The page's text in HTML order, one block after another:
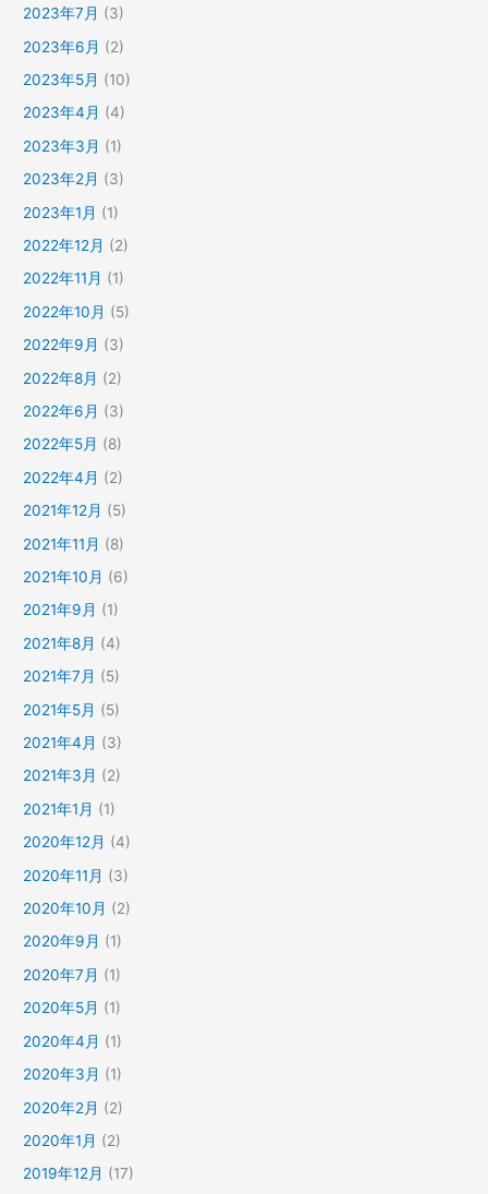
2023年7月 (3)
2023年6月 (2)
2023年5月 (10)
2023年4月 (4)
2023年3月 (1)
2023年2月 (3)
2023年1月 (1)
2022年12月 (2)
2022年11月 (1)
2022年10月 (5)
2022年9月 (3)
2022年8月 (2)
2022年6月 (3)
2022年5月 (8)
2022年4月 (2)
2021年12月 (5)
2021年11月 (8)
2021年10月 (6)
2021年9月 (1)
2021年8月 (4)
2021年7月 (5)
2021年5月 (5)
2021年4月 (3)
2021年3月 (2)
2021年1月 (1)
2020年12月 (4)
2020年11月 (3)
2020年10月 (2)
2020年9月 (1)
2020年7月 (1)
2020年5月 (1)
2020年4月 (1)
2020年3月 (1)
2020年2月 (2)
2020年1月 (2)
2019年12月 (17)